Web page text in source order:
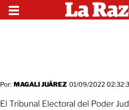
Por: MAGALI JUÁREZ 01/09/2022
El Tribunal Electoral del Poder